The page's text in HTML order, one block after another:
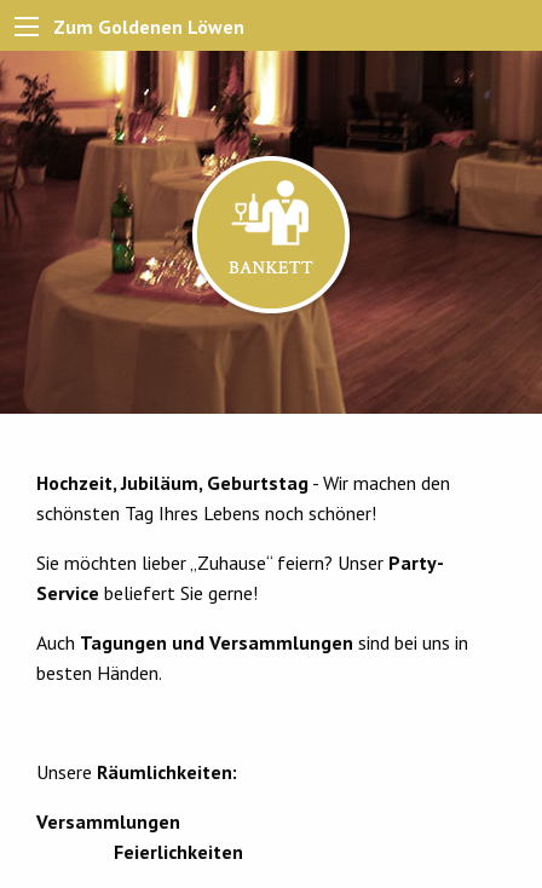
Zum Goldenen Löwen
Hochzeit, Jubiläum, Geburtstag - Wir machen den
schönsten Tag Ihres Lebens noch schöner!
Sie möchten lieber „Zuhause“ feiern? Unser Party-
Service beliefert Sie gerne!
Auch Tagungen und Versammlungen sind bei uns in
besten Händen.
Unsere Räumlichkeiten:
Versammlungen
Feierlichkeiten